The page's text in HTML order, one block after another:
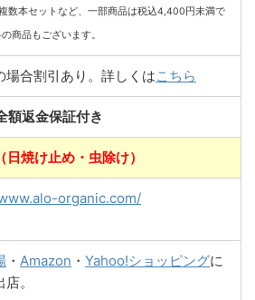
数本セットなど、一部商品は税込4,400円未満で
商品もございます。
場合割引あり。詳しくはこちら
額返金保証付き
日焼け止め・虫除け）
organic.com/
・ Amazon ・ Yahoo!ショッピングに
。